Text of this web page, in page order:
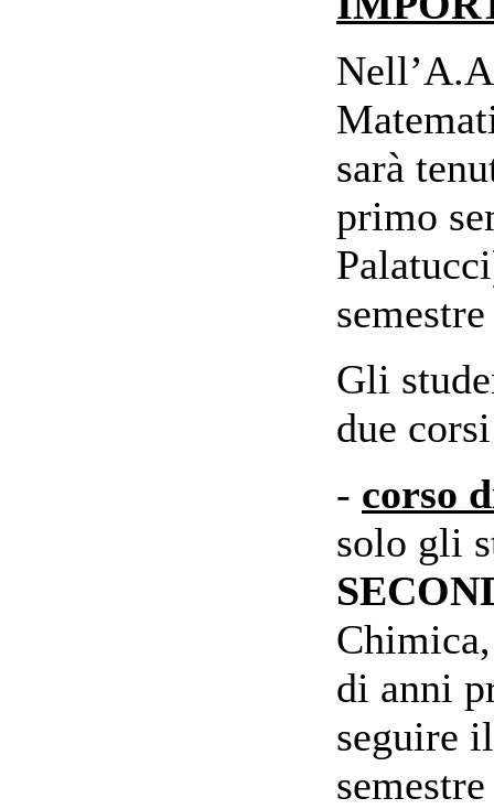
sarà
primo
Gli
due
- corso
solo gli
di anni
seguire